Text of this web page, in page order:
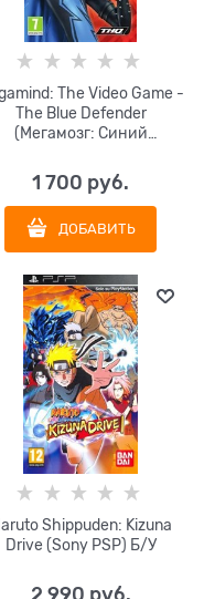
The Video Game -
The Blue Defender
(Мегамозг: Синий
(Sony PSP) Б/У
1 700 руб.
ДОБАВИТЬ
Shippuden: Kizuna
Drive (Sony PSP) Б/У
2 990 руб.